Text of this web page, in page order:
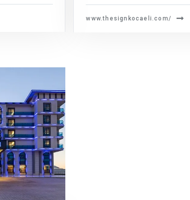
www.thesignkocaeli.com/